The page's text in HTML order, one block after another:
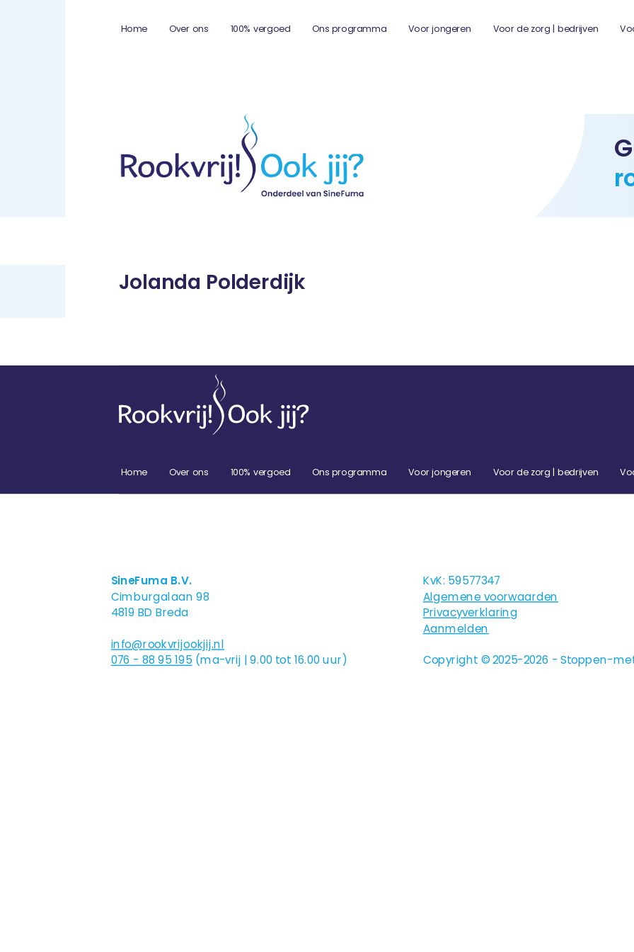
Home Over ons 100% vergoed Ons programma Voor jongeren Voor de zorg | bedrijven
Jolanda Polderdijk
Home Over ons 100% vergoed Ons programma Voor jongeren Voor de zorg | bedrijven
SineFuma B.V.
Cimburgalaan 98
4819 BD Breda
info@rookvrijookjij.nl
076 - 88 95 195 (ma-vrij | 9.00 tot 16.00 uur)
KvK: 59577347
Algemene voorwaarden
Privacyverklaring
Aanmelden
Copyright © 2025-2026 - Stoppen-